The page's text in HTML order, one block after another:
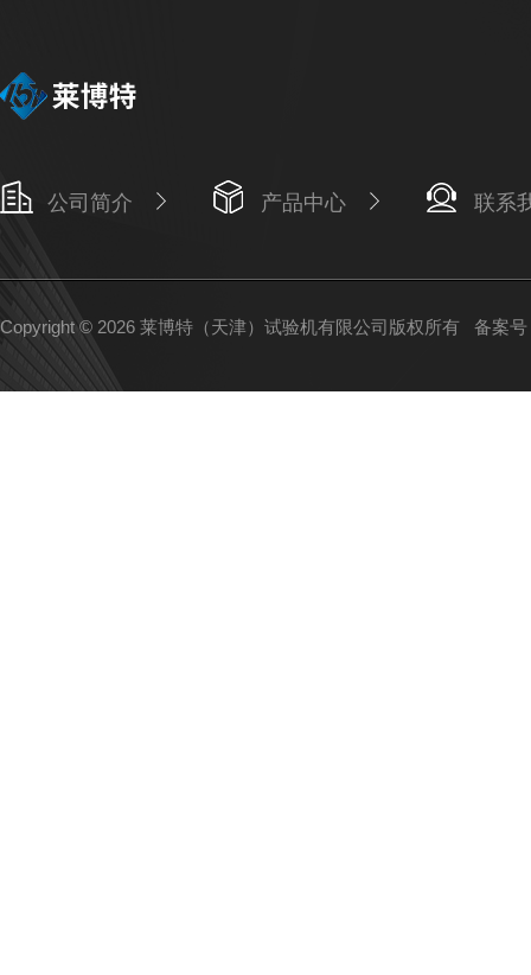
公司简介 产品中心 联系
Copyright © 2026 莱博特（天津）试验机有限公司版权所有 备案号